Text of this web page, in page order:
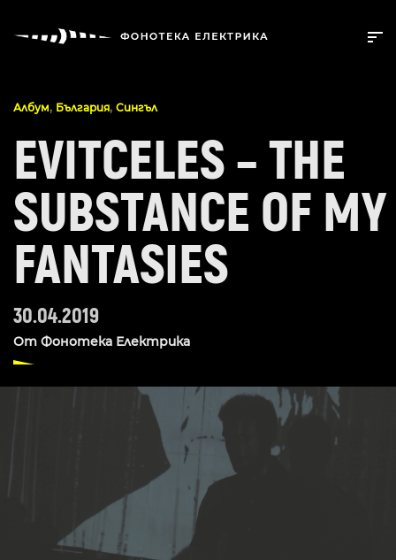
Албум, България, Сингъл
EVITCELES – THE
SUBSTANCE OF MY
FANTASIES
30.04.2019
От Фонотека Електрика